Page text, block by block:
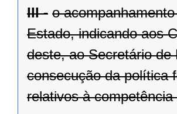
III - o
Estado, indicando aos
deste, ao Secretário
consecução da política
relativos à